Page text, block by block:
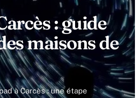
: guide
maisons de
à Carcès : une étape